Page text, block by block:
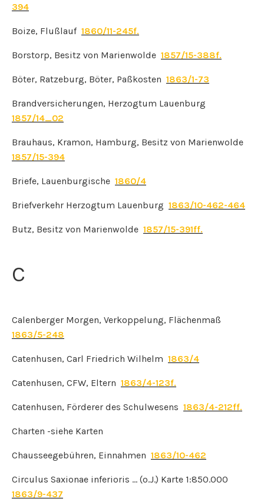
394
Boize, Flußlauf 1860/11-245f.
Borstorp, Besitz von Marienwolde 1857/15-388f.
Böter, Ratzeburg, Böter, Paßkosten 1863/1-73
Brandversicherungen, Herzogtum Lauenburg
1857/14_02
Brauhaus, Kramon, Hamburg, Besitz von Marienwolde
1857/15-394
Briefe, Lauenburgische 1860/4
Briefverkehr Herzogtum Lauenburg 1863/10-462-464
Butz, Besitz von Marienwolde 1857/15-391ff.
C
Calenberger Morgen, Verkoppelung, Flächenmaß
1863/5-248
Catenhusen, Carl Friedrich Wilhelm 1863/4
Catenhusen, CFW, Eltern 1863/4-123f.
Catenhusen, Förderer des Schulwesens 1863/4-212ff.
Charten -siehe Karten
Chausseegebühren, Einnahmen 1863/10-462
Circulus Saxionae inferioris … (o.J.) Karte 1:850.000
1863/9-437